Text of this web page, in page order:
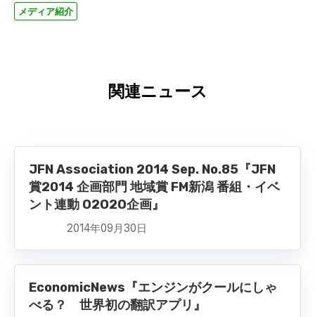
メディア紹介
関連ニュース
JFN Association 2014 Sep. No.85『JFN
賞2014 企画部門 地域賞 FM新潟 番組・イベ
ント連動 O2O2O企画』
2014年09月30日
EconomicNews『エンジンがクールにしゃ
べる？ 世界初の翻訳アプリ』